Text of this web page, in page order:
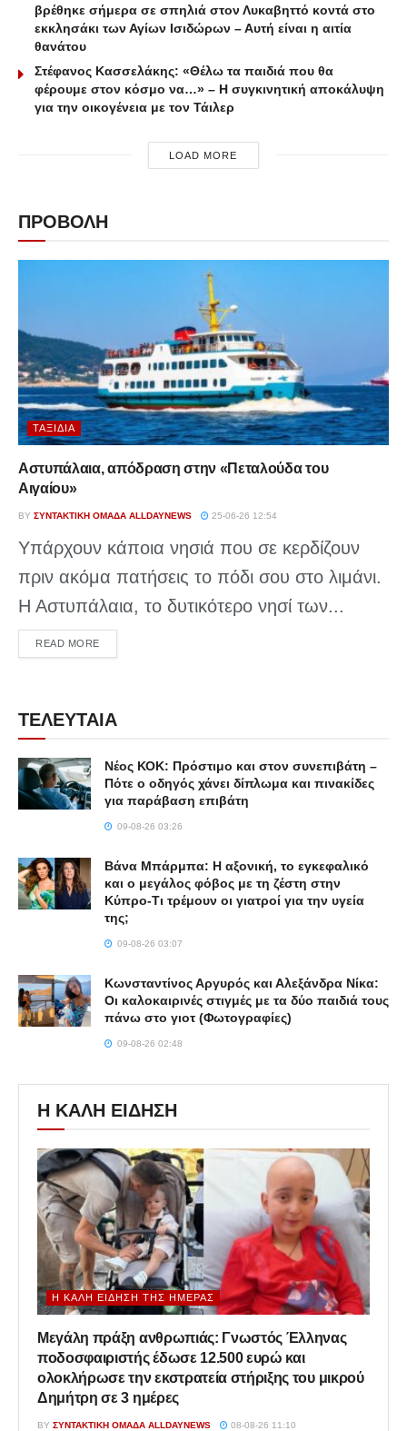
βρέθηκε σήμερα σε σπηλιά στον Λυκαβηττό κοντά στο
εκκλησάκι των Αγίων Ισιδώρων – Αυτή είναι η αιτία
θανάτου
Στέφανος Κασσελάκης: «Θέλω τα παιδιά που θα
φέρουμε στον κόσμο να…» – Η συγκινητική αποκάλυψη
για την οικογένεια με τον Τάιλερ
LOAD MORE
ΠΡΟΒΟΛΗ
ΤΑΞΊΔΙΑ
Αστυπάλαια, απόδραση στην «Πεταλούδα του
Αιγαίου»
BY ΣΥΝΤΑΚΤΙΚΉ ΟΜΆΔΑ ALLDAYNEWS 25-06-26 12:54
Υπάρχουν κάποια νησιά που σε κερδίζουν
πριν ακόμα πατήσεις το πόδι σου στο λιμάνι.
Η Αστυπάλαια, το δυτικότερο νησί των...
READ MOREDETAILS
ΤΕΛΕΥΤΑΙΑ
Νέος ΚΟΚ: Πρόστιμο και στον συνεπιβάτη –
Πότε ο οδηγός χάνει δίπλωμα και πινακίδες
για παράβαση επιβάτη
09-08-26 03:26
Βάνα Μπάρμπα: Η αξονική, το εγκεφαλικό
και ο μεγάλος φόβος με τη ζέστη στην
Κύπρο-Τι τρέμουν οι γιατροί για την υγεία
της;
09-08-26 03:07
Κωνσταντίνος Αργυρός και Αλεξάνδρα Νίκα:
Οι καλοκαιρινές στιγμές με τα δύο παιδιά τους
πάνω στο γιοτ (Φωτογραφίες)
09-08-26 02:48
Η ΚΑΛΗ ΕΙΔΗΣΗ
Η ΚΑΛΉ ΕΊΔΗΣΗ ΤΗΣ ΗΜΈΡΑΣ
Μεγάλη πράξη ανθρωπιάς: Γνωστός Έλληνας
ποδοσφαιριστής έδωσε 12.500 ευρώ και
ολοκλήρωσε την εκστρατεία στήριξης του μικρού
Δημήτρη σε 3 ημέρες
BY ΣΥΝΤΑΚΤΙΚΉ ΟΜΆΔΑ ALLDAYNEWS 08-08-26 11:10